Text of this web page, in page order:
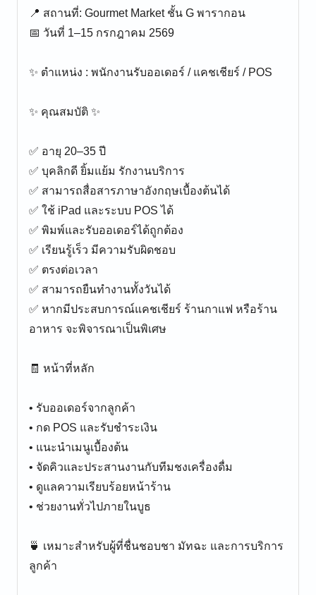
📍 สถานที่: Gourmet Market ชั้น G พารากอน
📅 วันที่ 1–15 กรกฎาคม 2569
✨ ตำแหน่ง : พนักงานรับออเดอร์ / แคชเชียร์ / POS
✨ คุณสมบัติ ✨
✅ อายุ 20–35 ปี
✅ บุคลิกดี ยิ้มแย้ม รักงานบริการ
✅ สามารถสื่อสารภาษาอังกฤษเบื้องต้นได้
✅ ใช้ iPad และระบบ POS ได้
✅ พิมพ์และรับออเดอร์ได้ถูกต้อง
✅ เรียนรู้เร็ว มีความรับผิดชอบ
✅ ตรงต่อเวลา
✅ สามารถยืนทำงานทั้งวันได้
✅ หากมีประสบการณ์แคชเชียร์ ร้านกาแฟ หรือร้าน
อาหาร จะพิจารณาเป็นพิเศษ
🧾 หน้าที่หลัก
• รับออเดอร์จากลูกค้า
• กด POS และรับชำระเงิน
• แนะนำเมนูเบื้องต้น
• จัดคิวและประสานงานกับทีมชงเครื่องดื่ม
• ดูแลความเรียบร้อยหน้าร้าน
• ช่วยงานทั่วไปภายในบูธ
🍵 เหมาะสำหรับผู้ที่ชื่นชอบชา มัทฉะ และการบริการ
ลูกค้า